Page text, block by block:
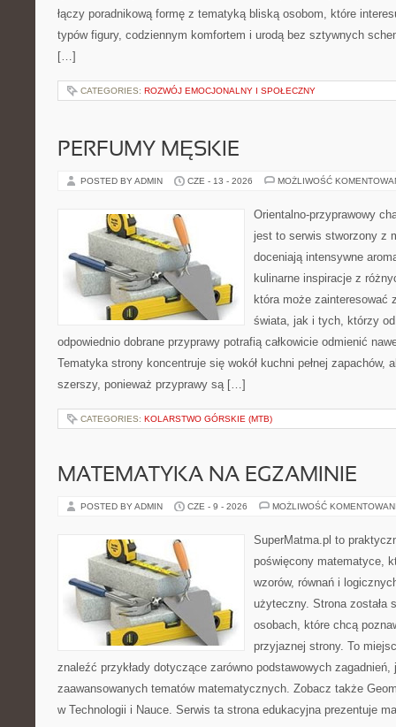
łączy poradnikową formę z tematyką bliską osobom, które
typów figury, codziennym komfortem i urodą bez sztywnych
[…]
CATEGORIES: ROZWÓJ EMOCJONALNY I SPOŁECZNY
PERFUMY MĘSKIE
POSTED BY ADMIN CZE - 13 - 2026 MOŻLIWOŚĆ
Orientalno-przyprawowy
jest to serwis stworzony z
doceniają intensywne
kulinarne inspiracje z
która może zainteresować
świata, jak i tych, którzy
odpowiednio dobrane przyprawy potrafią całkowicie odmienić
Tematyka strony koncentruje się wokół kuchni pełnej zapachów,
szerszy, ponieważ przyprawy są […]
CATEGORIES: KOLARSTWO GÓRSKIE (MTB)
MATEMATYKA NA EGZAMINIE
POSTED BY ADMIN CZE - 9 - 2026 MOŻLIWOŚĆ
SuperMatma.pl to
poświęcony matematyce,
wzorów, równań i
użyteczny. Strona została
osobach, które chcą
przyjaznej strony. To
znaleźć przykłady dotyczące zarówno podstawowych zagadnień,
zaawansowanych tematów matematycznych. Zobacz także
w Technologii i Nauce. Serwis ta strona edukacyjna prezentuje